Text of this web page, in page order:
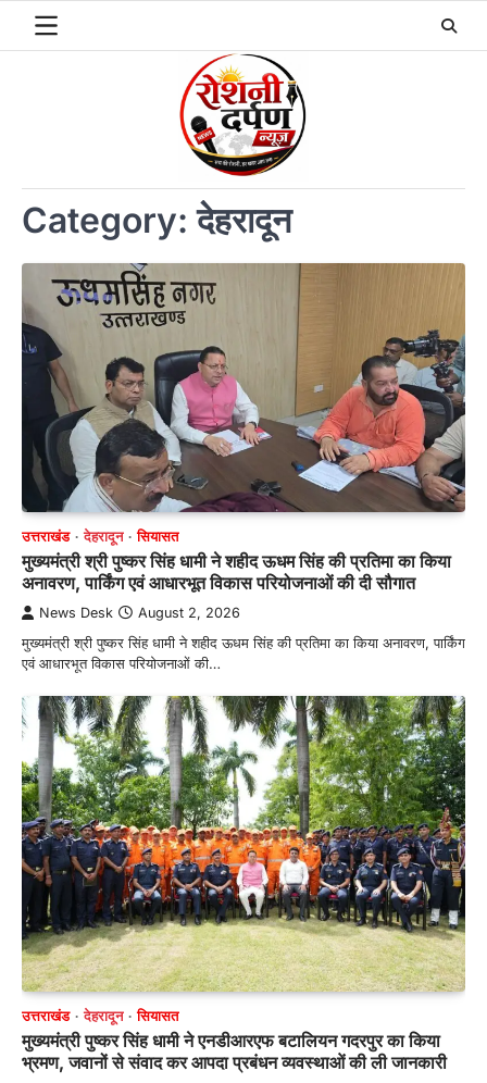
Category:देहरादून
उत्तराखंड देहरादून सियासत
मुख्यमंत्री श्री पुष्कर सिंह धामी ने शहीद ऊधम सिंह की प्रतिमा का किया
अनावरण, पार्किंग एवं आधारभूत विकास परियोजनाओं की दी सौगात
News Desk August 2, 2026
मुख्यमंत्री श्री पुष्कर सिंह धामी ने शहीद ऊधम सिंह की प्रतिमा का किया अनावरण, पार्किंग
एवं आधारभूत विकास परियोजनाओं की…
उत्तराखंड देहरादून सियासत
मुख्यमंत्री पुष्कर सिंह धामी ने एनडीआरएफ बटालियन गदरपुर का किया
भ्रमण, जवानों से संवाद कर आपदा प्रबंधन व्यवस्थाओं की ली जानकारी